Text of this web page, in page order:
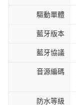
驅動單體
藍牙版本
藍牙協議
音源編碼
防水等級